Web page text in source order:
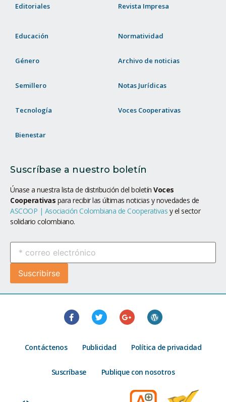
Editoriales Revista Impresa
Educación
Género
Semillero
Tecnología
Bienestar
Normatividad
Archivo de noticias
Notas Jurídicas
Voces Cooperativas
Suscríbase a nuestro boletín
Únase a nuestra lista de distribución del boletín Voces
Cooperativas para recibir las últimas noticias y novedades de
ASCOOP | Asociación Colombiana de Cooperativas y el sector
solidario colombiano.
Contáctenos Publicidad Política de privacidad
Suscríbase Publique con nosotros